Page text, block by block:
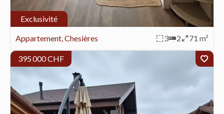
Exclusivité
Appartement, Chesières 3 2 71 m²
395 000 CHF